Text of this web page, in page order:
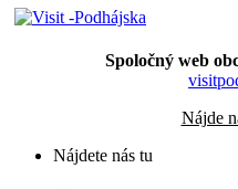
Spoločný web
Nájde
Nájdete nás tu